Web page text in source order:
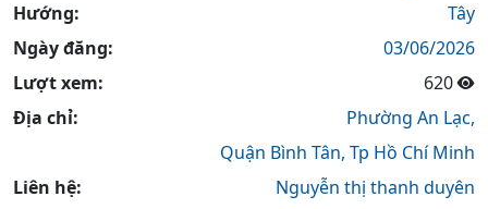
Hướng:
Tây
Ngày đăng:
03/06/2026
Lượt xem:
620
Địa chỉ:
Phường An Lạc,
Quận Bình Tân, Tp Hồ Chí Minh
Liên hệ:
Nguyễn thị thanh duyên